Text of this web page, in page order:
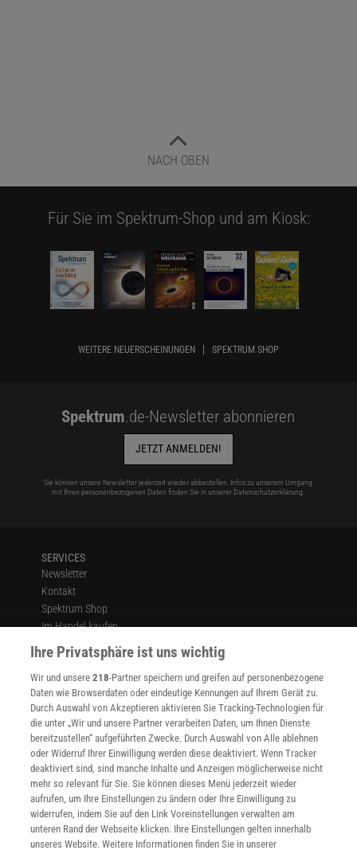
NACH OBEN
Für Sie im Spektrum-Shop und am Kiosk:
WEITERE NEUERSCHEINUNGEN SPEKTRUM SHOP
Spektrum.de-Newsletter abonnieren
JETZT ANMELDEN!
Sie können unsere Newsletter jederzeit wieder abbestellen. Infos zu unserem Umgang
mit Ihren personenbezogenen Daten finden Sie in unserer Datenschutzerklärung.
SERVICES
Newsletter
Kontakt
Spektrum Shop
Im Handel kaufen
Presse
Verträge kündigen
Widerruf
INFO
Mediadaten
Datenschutz
Nutzungsbedingungen
Cookie-Einstellungen
Utiq verwalten
Nutzungsbasierte Onlinewerbung
Alle Artikel
Impressum
Ihre Privatsphäre ist uns wichtig
Wir und unsere218-Partner speichern und greifen auf personenbezogene
Daten wie Browserdaten oder eindeutige Kennungen auf Ihrem Gerät zu.
Durch Auswahl von Akzeptieren aktivieren Sie Tracking-Technologien für
die unter „Wir und unsere Partner verarbeiten Daten, um Ihnen Dienste
bereitzustellen“ aufgeführten Zwecke. Durch Auswahl von Alle ablehnen
oder Widerruf Ihrer Einwilligung werden diese deaktiviert. Wenn Tracker
deaktiviert sind, sind manche Inhalte und Anzeigen möglicherweise nicht
mehr so relevant für Sie. Sie können dieses Menü jederzeit wieder
aufrufen, um Ihre Einstellungen zu ändern oder Ihre Einwilligung zu
widerrufen, indem Sie auf den Link Voreinstellungen verwalten am
unteren Rand der Webseite klicken. Ihre Einstellungen gelten innerhalb
unseres Website. Weitere Informationen finden Sie in unserer